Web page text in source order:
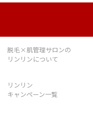
脱毛×肌管理サロンの
リンリンについて
リンリン
キャンペーン一覧